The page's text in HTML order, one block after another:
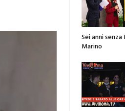
Sei anni senza
Marino